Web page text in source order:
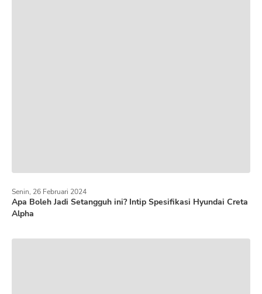
Apa Boleh Jadi Setangguh ini? Intip Spesifikasi Hyundai Creta
Alpha
Senin, 26 Februari 2024